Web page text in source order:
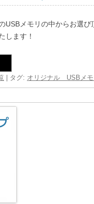
USBメモリの中からお選
します！
| タグ: オリジナル USBメモ